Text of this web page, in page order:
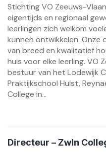
Stichting VO Zeeuws-
eigentijds en regionaal
leerlingen zich welkom
kunnen ontwikkelen. Onze
van breed en kwalitatief
huis voor elke leerling. VO
bestuur van het Lodewijk
Praktijkschool Hulst,
College in...
Directeur – ZwIn